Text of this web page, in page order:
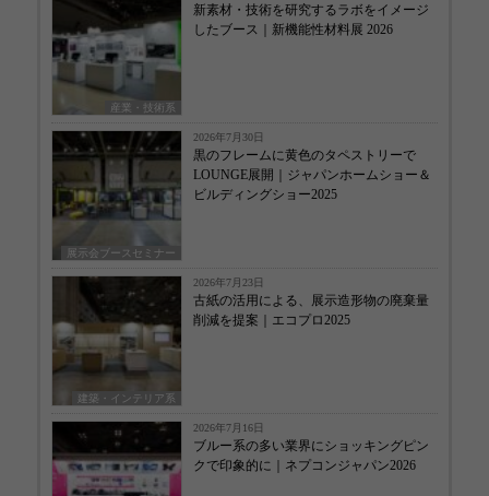
産業・技術系
新素材・技術を研究するラボをイメージ
したブース｜新機能性材料展 2026
展示会ブースセミナー
2026年7月30日
黒のフレームに黄色のタペストリーで
LOUNGE展開｜ジャパンホームショー＆
ビルディングショー2025
建築・インテリア系
2026年7月23日
古紙の活用による、展示造形物の廃棄量
削減を提案｜エコプロ2025
2026年7月16日
ブルー系の多い業界にショッキングピン
クで印象的に｜ネプコンジャパン2026